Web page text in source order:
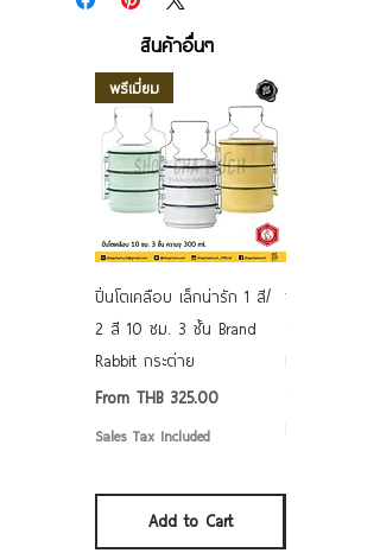
สินค้าอื่นๆ
พรีเมี่ยม
ปิ่นโตเคลือบ เล็กน่ารัก 1 สี/
2 สี 10 ซม. 3 ชั้น Brand
Rabbit กระต่าย
From THB 325.00
Sale Price
Sales Tax Included
Add to Cart
ชามเคลือบ